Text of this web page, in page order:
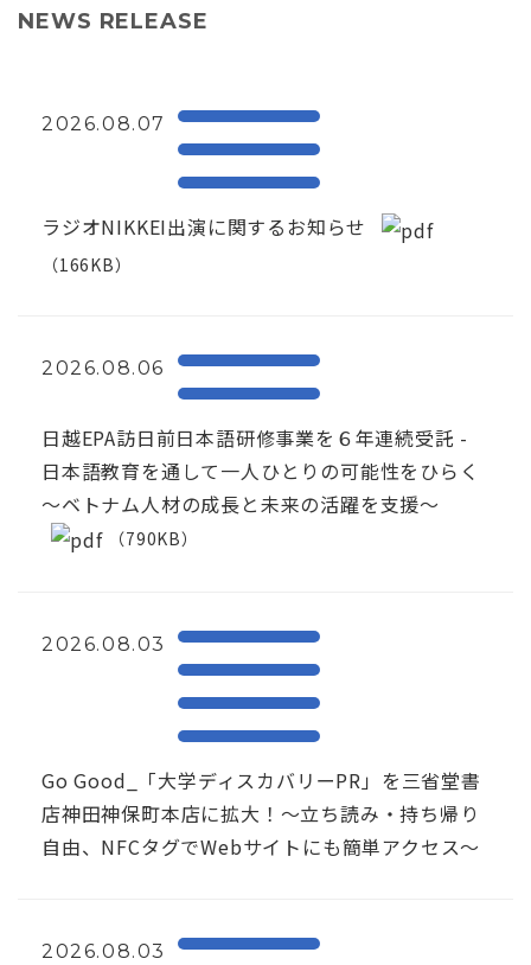
NEWS RELEASE
2026.08.07
ラジオNIKKEI出演に関するお知らせ
（166KB）
2026.08.06
日越EPA訪日前日本語研修事業を６年連続受託 -
日本語教育を通して一人ひとりの可能性をひらく
～ベトナム人材の成長と未来の活躍を支援～
（790KB）
2026.08.03
Go Good_「大学ディスカバリーPR」を三省堂書
店神田神保町本店に拡大！〜立ち読み・持ち帰り
自由、NFCタグでWebサイトにも簡単アクセス～
2026.08.03